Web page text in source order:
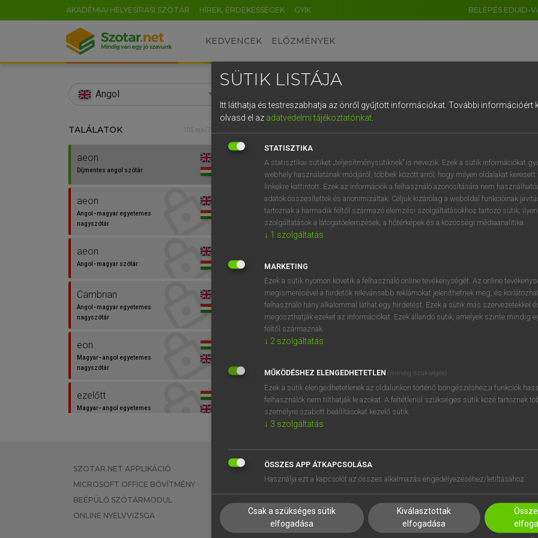
AKADÉMIAI HELYESÍRÁSI SZÓTÁR HÍREK, ÉRDEKESSÉGEK GYIK BELÉPÉS EDUID-
KEDVENCEK ELŐZMÉNYEK
Angol
TALÁLATOK 105 ms (7 db)
aeon
Díjmentes angol szótár
aeon
Angol−magyar egyetemes
nagyszótár
aeon
Angol−magyar szótár
Cambrian
Angol−magyar egyetemes
nagyszótár
eon
Magyar−angol egyetemes
nagyszótár
ezelőtt
Magyar−angol egyetemes
nagyszótár
Díjmentes angol szótár
fn eón
mérhetetlenül hosszú időegység/korszak
⚲ aeonkeresése szótárainkban
SZOTAR.NET APPLIKÁCIÓ
MICROSOFT OFFICE BŐVÍTMÉNY
BEÉPÜLŐ SZÓTÁRMODUL
ONLINE NYELVVIZSGA
EGYÉNI FELHASZNÁLÓKNAK
TANULÓKNAK
VÁLLALATI MEGOLDÁSOK
SÚGÓ
RÓLUNK
SÜTI BEÁLLÍTÁSOK
SÜTIK LISTÁJA
Itt láthatja és testreszabhatja az önről gyűjtött információkat. További információért
olvasd el az adatvédelmi tájékoztatónkat.
STATISZTIKA
A statisztikai sütiket „teljesítménysütiknek” is nevezik. Ezek a sütik információkat
webhely használatának módjáról, többek között arról, hogy milyen oldalakat keresett
linkekre kattintott. Ezek az információk a felhasználó azonosítására nem
adatok összesítettek és anonimizáltak. Céljuk kizárólag a weboldal funkcióinak
tartoznak a harmadik féltől származó elemzési szolgáltatásokhoz tartozó sütik;
szolgáltatások a látogatóelemzések, a hőtérképek és a közösségi médiaanalitika.
↓ 1 szolgáltatás
MARKETING
Ezek a sütik nyomon követik a felhasználó online tevékenységét. Az online
megismerésével a hirdetők relevánsabb reklámokat jeleníthetnek meg, és
felhasználó hány alkalommal láthat egy hirdetést. Ezek a sütik más szervezetekkel
megoszthatják ezeket az információkat. Ezek állandó sütik, amelyek szinte mindig
féltől származnak.
↓ 2 szolgáltatás
MŰKÖDÉSHEZ ELENGEDHETETLEN (mindig szükséges)
Ezek a sütik elengedhetetlenek az oldalunkon történő böngészéshez,a funkciók
felhasználók nem tilthatják le azokat. A feltétlenül szükséges sütik közé tartoznak
személyre szabott beállításokat kezelő sütik.
↓ 3 szolgáltatás
ÖSSZES APP ÁTKAPCSOLÁSA
Használja ezt a kapcsolót az összes alkalmazás engedélyezéséhez/letiltásához.
Csak a szükséges sütik
elfogadása
Kiválasztottak
elfogadása
EN HU DE CN FR ES IT NL
0 1 2 3 4 5 6 7 8 9
q w e r t z u i
a s d f g h j k l é
í y x c v b n m , .